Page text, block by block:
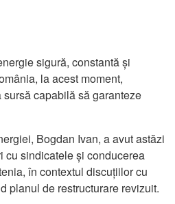
sigură, constantă și
la acest moment,
capabilă să garanteze
Bogdan Ivan, a avut astăzi
cu sindicatele și conducerea
în contextul discuțiilor cu
planul de restructurare revizuit.